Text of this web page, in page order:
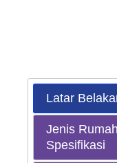
Latar
Jenis
Spesifikasi